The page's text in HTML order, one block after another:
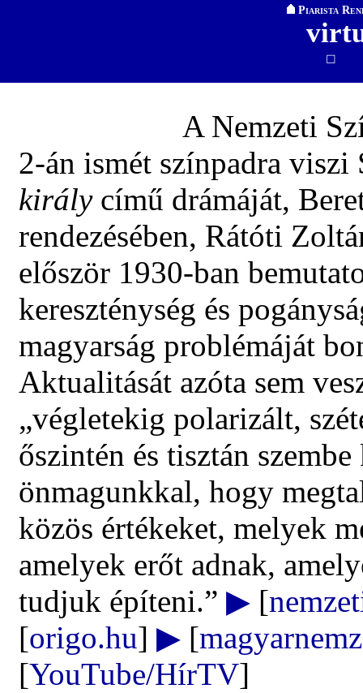
Piarista
☐
A Nemzeti
2-án ismét színpadra
királycímű drámáját,
rendezésében, Rátóti
először 1930-ban
kereszténység és
magyarság problémáját
Aktualitását azóta sem
„végletekig polarizált,
őszintén és tisztán
önmagunkkal, hogy
közös értékeket, melyek
amelyek erőt adnak,
tudjuk építeni.” ▶[
[origo.hu] ▶[
[YouTube/HírTV]